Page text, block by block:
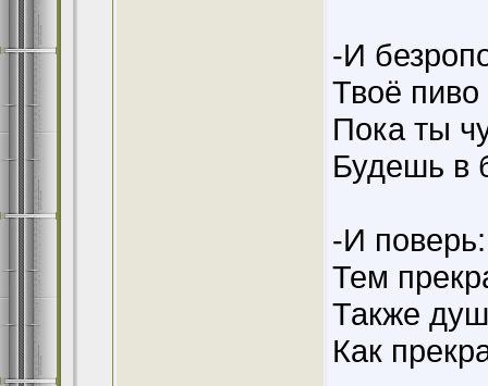
-И
Твоё пиво
Пока ты
Будешь в
-И
Тем
Также
Как